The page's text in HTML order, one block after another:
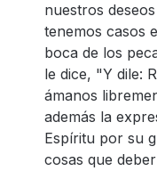
nuestros
tenemos casos
boca de los
le dice, "Y dile:
ámanos
además la
Espíritu por su
cosas que